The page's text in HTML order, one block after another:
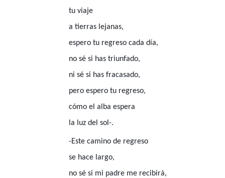
tu viaje
a tierras lejanas,
espero tu regreso cada día,
no sé si has triunfado,
ni sé si has fracasado,
pero espero tu regreso,
cómo el alba espera
la luz del sol-.
-Este camino de regreso
se hace largo,
no sé si mi padre me recibirá,